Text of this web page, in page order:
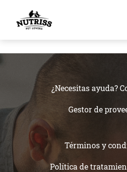
¿Necesitas ayuda?
Gestor de
Términos y
Política de